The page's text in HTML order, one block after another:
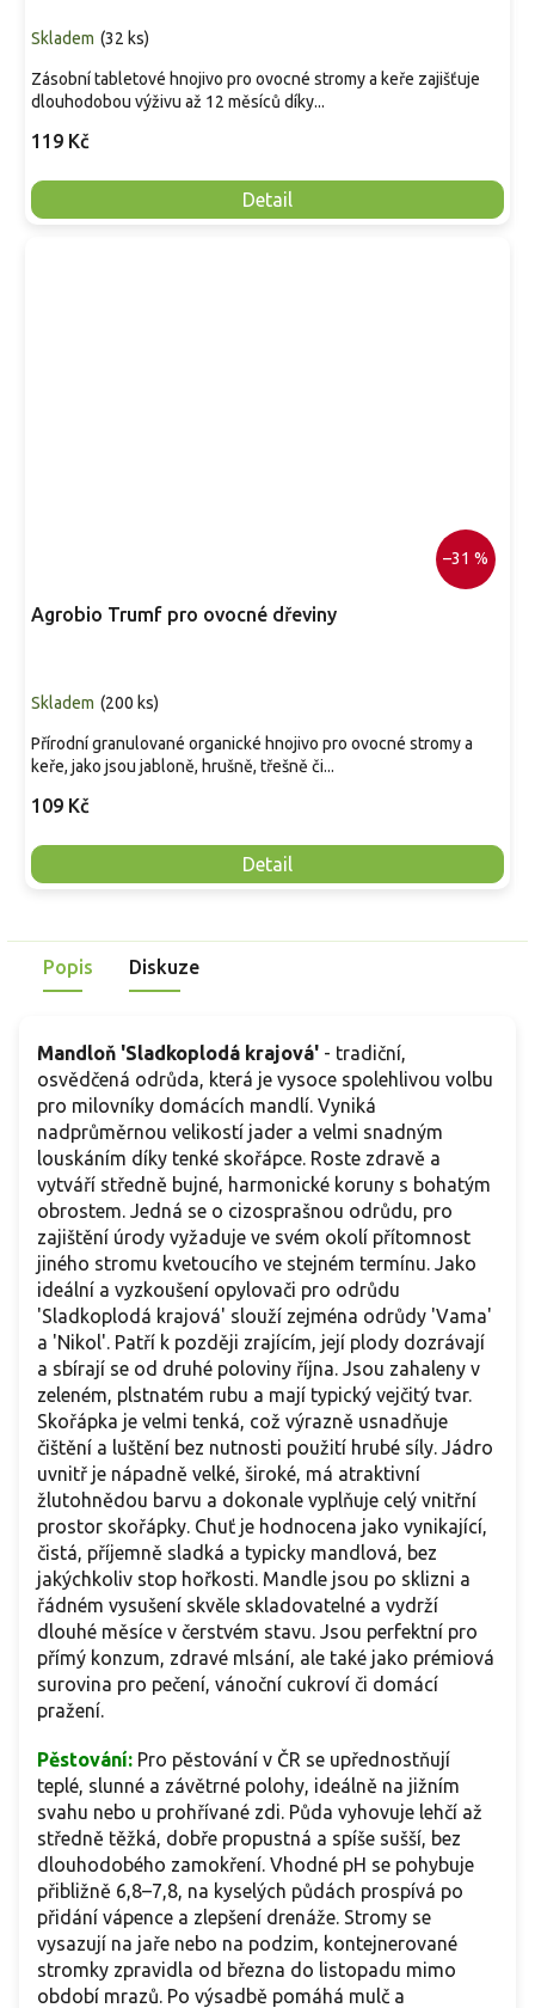
Skladem (32 ks)
119 Kč
Detail
Zásobní tabletové hnojivo pro ovocné stromy a keře zajišťuje
dlouhodobou výživu až 12 měsíců díky...
–31 %
Agrobio Trumf pro ovocné dřeviny
Skladem (200 ks)
109 Kč
Detail
Přírodní granulované organické hnojivo pro ovocné stromy a
keře, jako jsou jabloně, hrušně, třešně či...
Popis Diskuze
Mandloň 'Sladkoplodá krajová' - tradiční,
osvědčená odrůda, která je vysoce spolehlivou volbu
pro milovníky domácích mandlí. Vyniká
nadprůměrnou velikostí jader a velmi snadným
louskáním díky tenké skořápce. Roste zdravě a
vytváří středně bujné, harmonické koruny s bohatým
obrostem. Jedná se o cizosprašnou odrůdu, pro
zajištění úrody vyžaduje ve svém okolí přítomnost
jiného stromu kvetoucího ve stejném termínu. Jako
ideální a vyzkoušení opylovači pro odrůdu
'Sladkoplodá krajová' slouží zejména odrůdy 'Vama'
a 'Nikol'. Patří k později zrajícím, její plody dozrávají
a sbírají se od druhé poloviny října. Jsou zahaleny v
zeleném, plstnatém rubu a mají typický vejčitý tvar.
Skořápka je velmi tenká, což výrazně usnadňuje
čištění a luštění bez nutnosti použití hrubé síly. Jádro
uvnitř je nápadně velké, široké, má atraktivní
žlutohnědou barvu a dokonale vyplňuje celý vnitřní
prostor skořápky. Chuť je hodnocena jako vynikající,
čistá, příjemně sladká a typicky mandlová, bez
jakýchkoliv stop hořkosti. Mandle jsou po sklizni a
řádném vysušení skvěle skladovatelné a vydrží
dlouhé měsíce v čerstvém stavu. Jsou perfektní pro
přímý konzum, zdravé mlsání, ale také jako prémiová
surovina pro pečení, vánoční cukroví či domácí
pražení.
Pěstování: Pro pěstování v ČR se upřednostňují
teplé, slunné a závětrné polohy, ideálně na jižním
svahu nebo u prohřívané zdi. Půda vyhovuje lehčí až
středně těžká, dobře propustná a spíše sušší, bez
dlouhodobého zamokření. Vhodné pH se pohybuje
přibližně 6,8–7,8, na kyselých půdách prospívá po
přidání vápence a zlepšení drenáže. Stromy se
vysazují na jaře nebo na podzim, kontejnerované
stromky zpravidla od března do listopadu mimo
období mrazů. Po výsadbě pomáhá mulč a